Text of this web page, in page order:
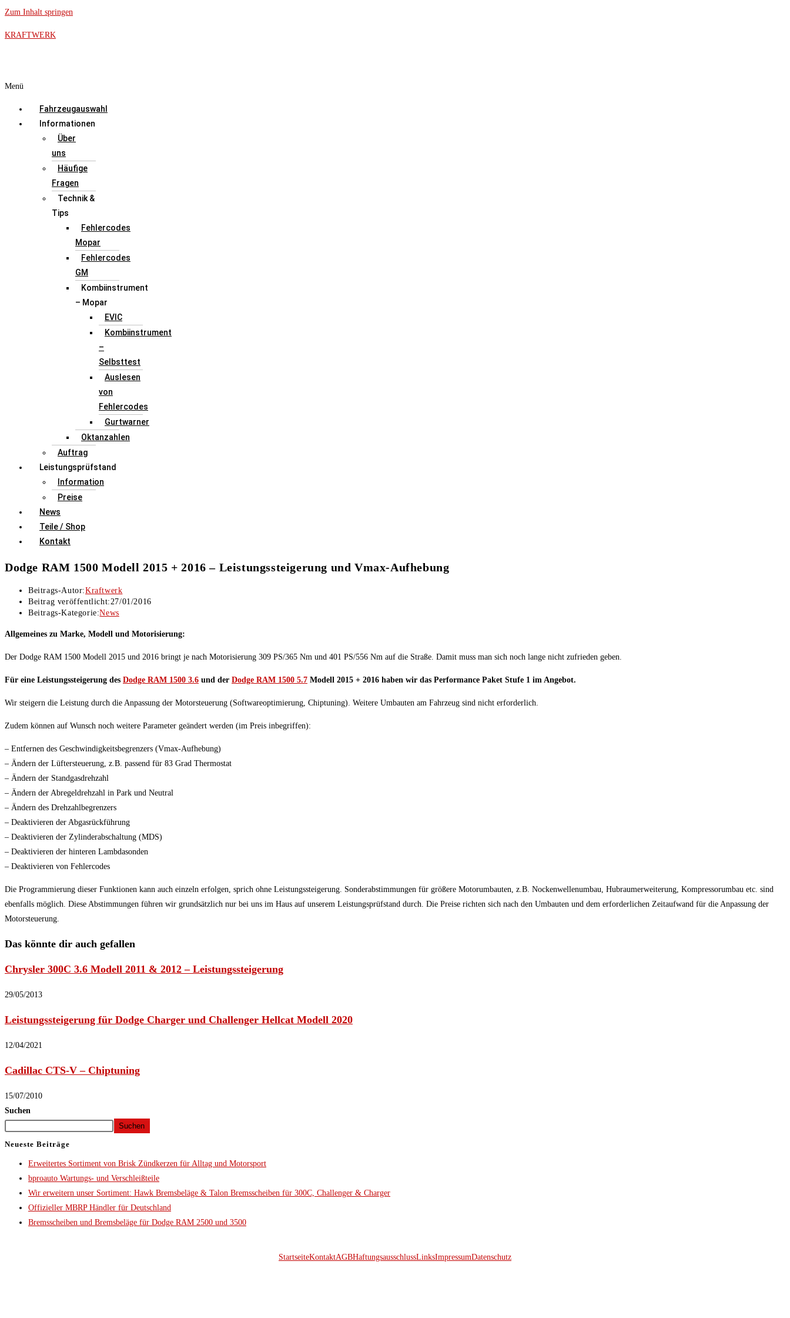
Zum Inhalt springen
KRAFTWERK
Menü
Fahrzeugauswahl
Informationen
Über
uns
Häufige
Fragen
Technik &
Tips
Fehlercodes
Mopar
Fehlercodes
GM
Kombiinstrument
– Mopar
EVIC
Kombiinstrument
–
Selbsttest
Auslesen
von
Fehlercodes
Gurtwarner
Oktanzahlen
Auftrag
Leistungsprüfstand
Information
Preise
News
Teile / Shop
Kontakt
Dodge RAM 1500 Modell 2015 + 2016 – Leistungssteigerung und Vmax-Aufhebung
Beitrags-Autor:Kraftwerk
Beitrag veröffentlicht:27/01/2016
Beitrags-Kategorie:News
Allgemeines zu Marke, Modell und Motorisierung:
Der Dodge RAM 1500 Modell 2015 und 2016 bringt je nach Motorisierung 309 PS/365 Nm und 401 PS/556 Nm auf die Straße. Damit muss man sich noch lange nicht zufrieden geben.
Für eine Leistungssteigerung des Dodge RAM 1500 3.6 und der Dodge RAM 1500 5.7 Modell 2015 + 2016 haben wir das Performance Paket Stufe 1 im Angebot.
Wir steigern die Leistung durch die Anpassung der Motorsteuerung (Softwareoptimierung, Chiptuning). Weitere Umbauten am Fahrzeug sind nicht erforderlich.
Zudem können auf Wunsch noch weitere Parameter geändert werden (im Preis inbegriffen):
– Entfernen des Geschwindigkeitsbegrenzers (Vmax-Aufhebung)
– Ändern der Lüftersteuerung, z.B. passend für 83 Grad Thermostat
– Ändern der Standgasdrehzahl
– Ändern der Abregeldrehzahl in Park und Neutral
– Ändern des Drehzahlbegrenzers
– Deaktivieren der Abgasrückführung
– Deaktivieren der Zylinderabschaltung (MDS)
– Deaktivieren der hinteren Lambdasonden
– Deaktivieren von Fehlercodes
Die Programmierung dieser Funktionen kann auch einzeln erfolgen, sprich ohne Leistungssteigerung. Sonderabstimmungen für größere Motorumbauten, z.B. Nockenwellenumbau, Hubraumerweiterung, Kompressorumbau etc. sind
ebenfalls möglich. Diese Abstimmungen führen wir grundsätzlich nur bei uns im Haus auf unserem Leistungsprüfstand durch. Die Preise richten sich nach den Umbauten und dem erforderlichen Zeitaufwand für die Anpassung der
Motorsteuerung.
Das könnte dir auch gefallen
Chrysler 300C 3.6 Modell 2011 & 2012 – Leistungssteigerung
29/05/2013
Leistungssteigerung für Dodge Charger und Challenger Hellcat Modell 2020
12/04/2021
Cadillac CTS-V – Chiptuning
15/07/2010
Suchen
Suchen
Neueste Beiträge
Erweitertes Sortiment von Brisk Zündkerzen für Alltag und Motorsport
bproauto Wartungs- und Verschleißteile
Wir erweitern unser Sortiment: Hawk Bremsbeläge & Talon Bremsscheiben für 300C, Challenger & Charger
Offizieller MBRP Händler für Deutschland
Bremsscheiben und Bremsbeläge für Dodge RAM 2500 und 3500
StartseiteKontaktAGBHaftungsausschlussLinksImpressumDatenschutz